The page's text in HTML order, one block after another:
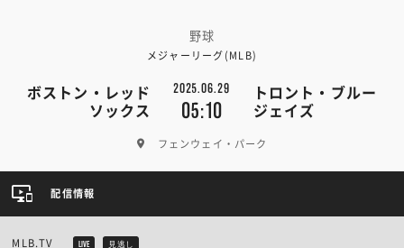
野球
メジャーリーグ(MLB)
ボストン・レッド
ソックス
2025.06.29
05:10
トロント・ブルー
ジェイズ
フェンウェイ・パーク
配信情報
MLB.TV LIVE 見逃し